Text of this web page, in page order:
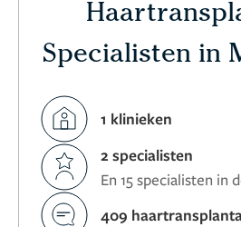
Specialisten in
1 klinieken
2 specialisten
En 15 specialisten in
409